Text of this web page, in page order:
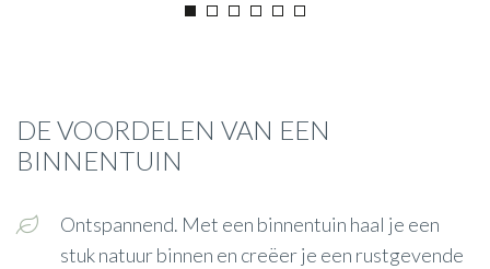
DE VOORDELEN VAN EEN
BINNENTUIN
Ontspannend. Met een binnentuin haal je een
stuk natuur binnen en creëer je een rustgevende